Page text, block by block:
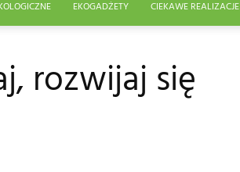
EKOGADŻETY CIEKAWE REALIZACJE
rozwijaj się